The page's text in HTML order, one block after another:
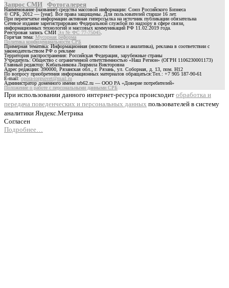
Запрос СМИ Фотогалерея
Наименование (название) средства массовой информации: Союз Российского Бизнеса
© СРБ, 2012 — [year]. Все права защищены. Для пользователей старше 16 лет.
При перепечатке информации активная гиперссылка на источник публикации обязательна
Сетевое издание зарегистрировано Федеральной службой по надзору в сфере связи,
информационных технологий и массовых коммуникаций РФ 11.02.2019 года.
Реестровая запись СМИ Эл № ФС 77-75045
Горячая тема: Мусорная реформа
Политика конфиденциальности СРБ
Примерная тематика: Информационная (новости бизнеса и аналитика), реклама в соответствии с
законодательством РФ о рекламе
Территория распространения: Российская Федерация, зарубежные страны
Учредитель: Общество с ограниченной ответственностью «Наш Регион» (ОГРН 1106230001173)
Главный редактор: Кибальникова Людмила Викторовна
Адрес редакции: 390000, Рязанская обл., г. Рязань, ул. Соборная, д. 13, пом. Н12
По вопросу приобретения информационных материалов обращаться:Тел.: +7 905 187-90-61
E-mail:opora-torgsovet@mail.ru
Администратор доменного имени srb62.ru — ООО РА «Доверие потребителей»
Положение о работе с персональными данными СРБ
При использовании данного интернет-ресурса происходит обработка и
передача поведенческих и персональных данных пользователей в систему
аналитики Яндекс.Метрика
Согласен
Подробнее…